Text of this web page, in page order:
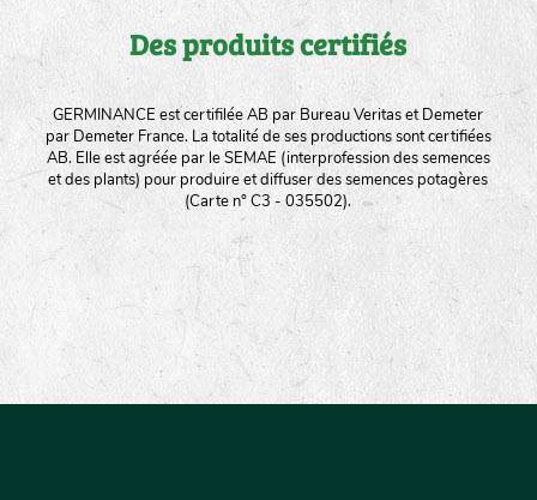
Des produits certifiés
GERMINANCE est certifilée AB par Bureau Veritas et Demeter
par Demeter France. La totalité de ses productions sont certifiées
AB. Elle est agréée par le SEMAE (interprofession des semences
et des plants) pour produire et diffuser des semences potagères
(Carte n° C3 - 035502).